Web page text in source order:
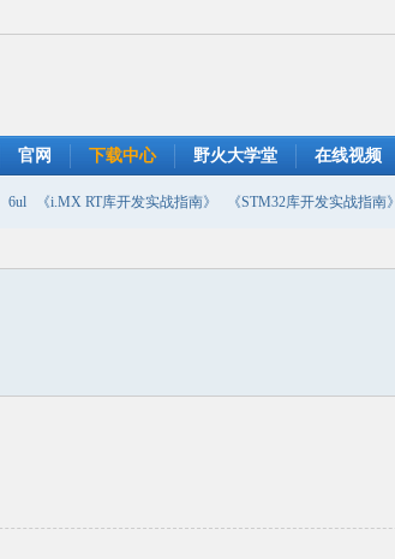
官网 下载中心 野火大学堂 在线视频
6ul 《i.MX RT库开发实战指南》 《STM32库开发实战指南》